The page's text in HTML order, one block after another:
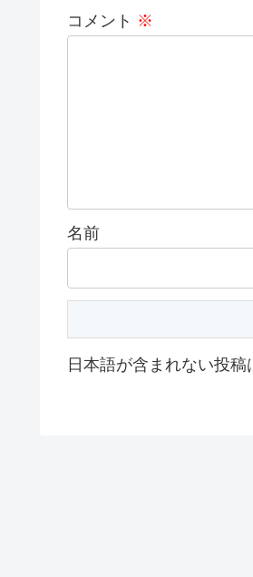
コメント ※
名前
日本語が含まれない投